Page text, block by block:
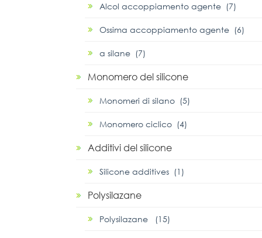
Alcol accoppiamento agente (7)
Ossima accoppiamento agente (6)
α silane (7)
Monomero del silicone
Monomeri di silano (5)
Monomero ciclico (4)
Additivi del silicone
Silicone additives (1)
Polysilazane
Polysilazane (15)